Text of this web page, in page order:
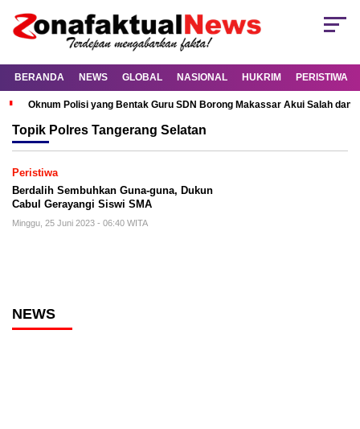
BERANDA NEWS GLOBAL NASIONAL HUKRIM PERISTIWA
Oknum Polisi yang Bentak Guru SDN Borong Makassar Akui Salah dan
Topik Polres Tangerang Selatan
Peristiwa
Berdalih Sembuhkan Guna-guna, Dukun
Cabul Gerayangi Siswi SMA
Minggu, 25 Juni 2023 - 06:40 WITA
NEWS